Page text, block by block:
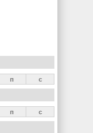
п с
п с